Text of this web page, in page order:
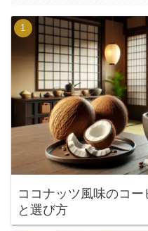
ココナッツ風味のコ
と選び方